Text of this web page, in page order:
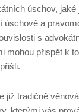
úschov, jaké
úschově a
s
mohou přispět k
již tradičně